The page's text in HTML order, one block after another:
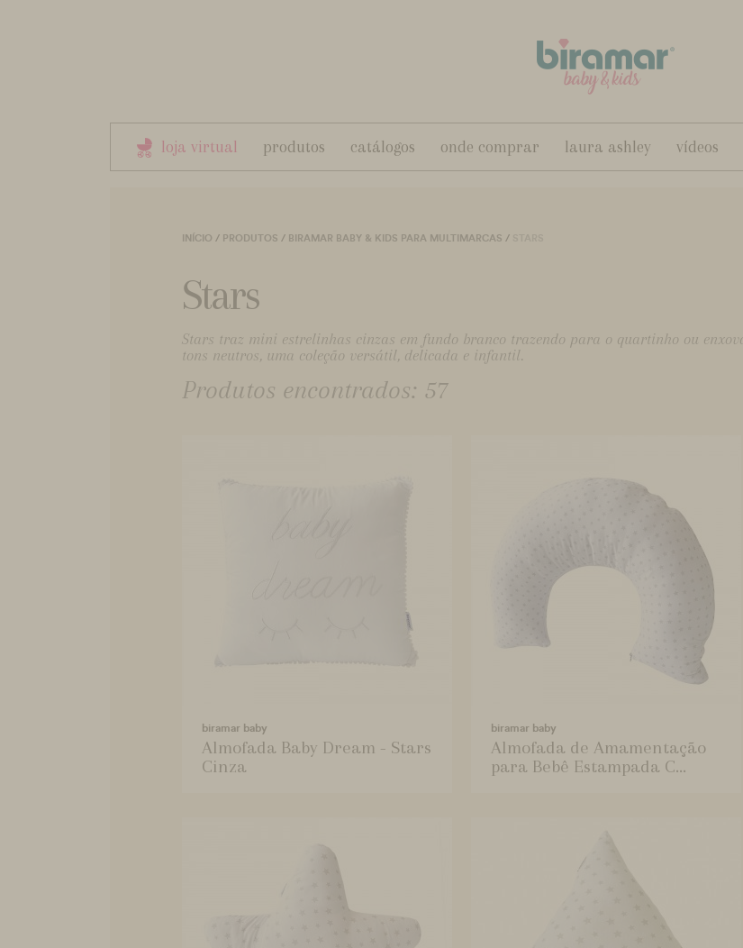
loja virtual produtos catálogos onde comprar laura ashley vídeos
INÍCIO / PRODUTOS / BIRAMAR BABY & KIDS PARA MULTIMARCAS /
Stars
Stars traz mini estrelinhas cinzas em fundo branco trazendo para o quartinho ou
tons neutros, uma coleção versátil, delicada e infantil.
Produtos encontrados: 57
biramar baby
Almofada Baby Dream - Stars
Cinza
biramar baby
Almofada de Amamentação
para Bebê Estampada C...